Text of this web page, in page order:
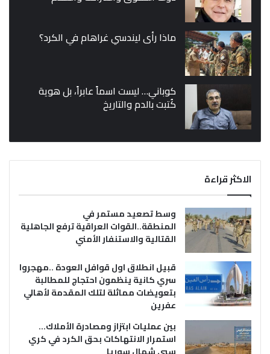
ماذا رأى ليندسي غراهام في الكرد؟
كوباني… ليست اسماً عابراً، بل هوية
كُتبت بالدم والتاريخ
الاكثر قراءة
وسط تصعيد مستمر في
المنطقة..القوات العراقية ترفع الجاهلية
القتالية والاستنفار الأمني
قبيل انطلاق اول قوافل العودة ..مهجروا
سري كانية ينظمون احتجاج للمطالبة
بتعويضات مماثلة لتلك المقدمة لأهالي
عفرين
بين عمليات ابتزاز ومصادرة الأملاك…
استمرار الانتهاكات بحق الكرد في كري